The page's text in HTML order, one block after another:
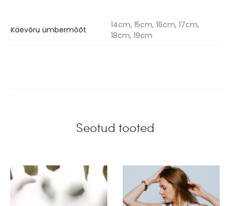
Käevõru ümbermõõt
14cm, 15cm, 16cm, 17cm,
18cm, 19cm
Seotud tooted